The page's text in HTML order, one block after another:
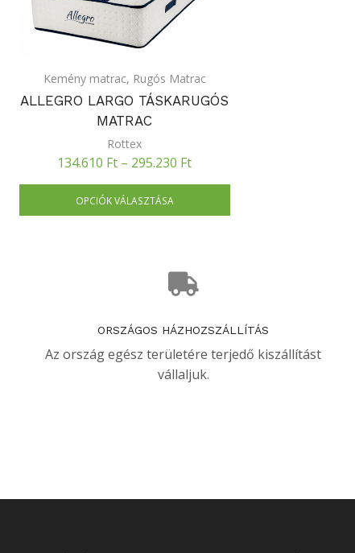
Kemény matrac, Rugós Matrac
ALLEGRO LARGO TÁSKARUGÓS
MATRAC
Rottex
134.610 Ft – 295.230 Ft
OPCIÓK VÁLASZTÁSA
ORSZÁGOS HÁZHOZSZÁLLÍTÁS
Az ország egész területére terjedő kiszállítást
vállaljuk.